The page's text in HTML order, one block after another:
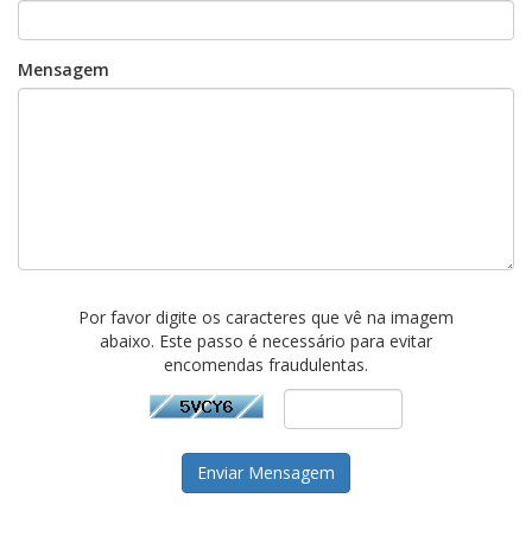
Mensagem
Por favor digite os caracteres que vê na imagem
abaixo. Este passo é necessário para evitar
encomendas fraudulentas.
Enviar Mensagem